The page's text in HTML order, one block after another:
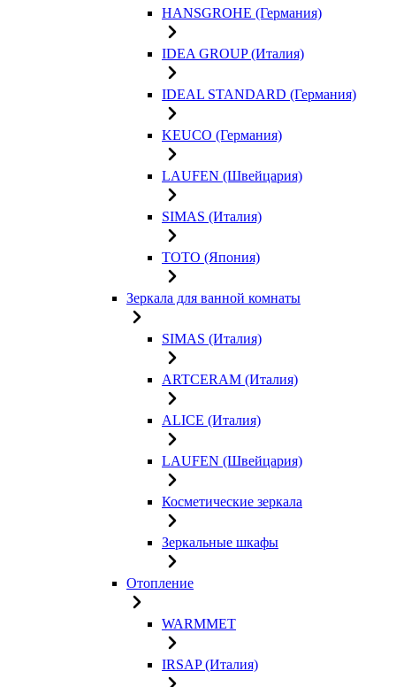
HANSGROHE (Германия)
IDEA GROUP (Италия)
IDEAL STANDARD (Германия)
KEUCO (Германия)
LAUFEN (Швейцария)
SIMAS (Италия)
TOTO (Япония)
Зеркала для ванной комнаты
SIMAS (Италия)
ARTCERAM (Италия)
ALICE (Италия)
LAUFEN (Швейцария)
Косметические зеркала
Зеркальные шкафы
Отопление
WARMMET
IRSAP (Италия)